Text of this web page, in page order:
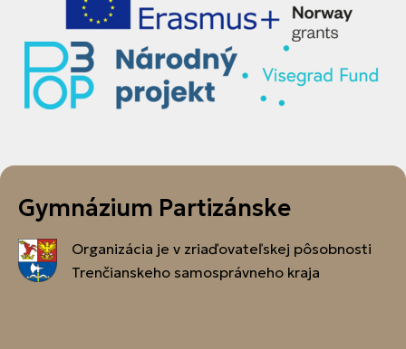
Gymnázium Partizánske
Organizácia je v zriaďovateľskej pôsobnosti
Trenčianskeho samosprávneho kraja